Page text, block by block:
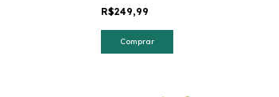
R$249,99
Comprar